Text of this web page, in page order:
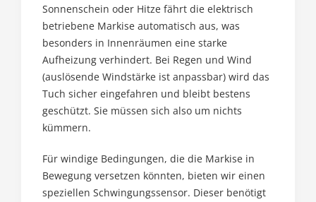
Sonnenschein oder Hitze fährt die elektrisch
betriebene Markise automatisch aus, was
besonders in Innenräumen eine starke
Aufheizung verhindert. Bei Regen und Wind
(auslösende Windstärke ist anpassbar) wird das
Tuch sicher eingefahren und bleibt bestens
geschützt. Sie müssen sich also um nichts
kümmern.
Für windige Bedingungen, die die Markise in
Bewegung versetzen könnten, bieten wir einen
speziellen Schwingungssensor. Dieser benötigt